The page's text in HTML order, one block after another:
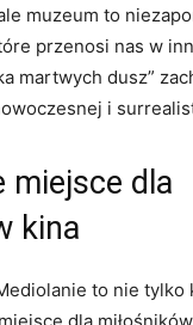
muzeum to
przenosi nas w
martwych dusz”
i
miejsce ⁤dla
kina
to nie tylko​